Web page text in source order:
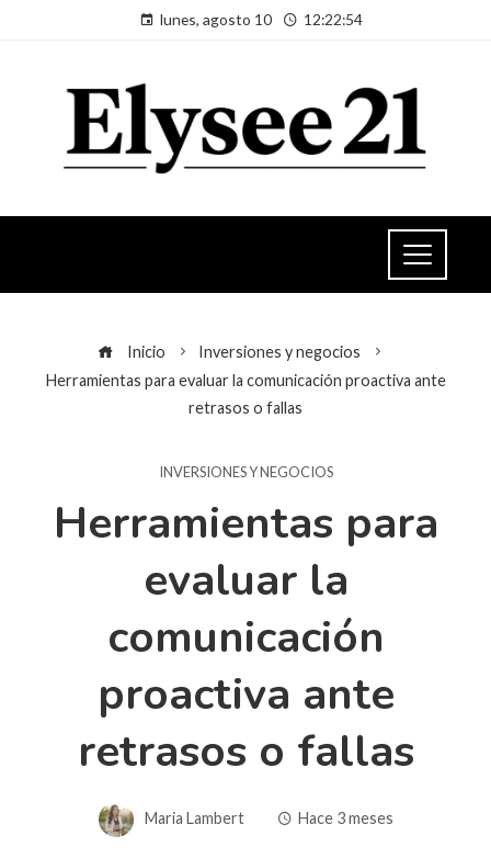
lunes, agosto 10 12:22:54
Inicio
Inversiones y negocios
Herramientas para evaluar la comunicación proactiva ante
retrasos o fallas
INVERSIONES Y NEGOCIOS
Herramientas para
evaluar la
comunicación
proactiva ante
retrasos o fallas
Maria Lambert Hace 3 meses